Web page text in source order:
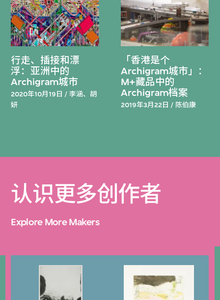
行走、插接和漂
浮：亚洲中的
Archigram城市
2020年10月19日 / 李涵、胡
妍
「香港是个
Archigram城市」：
M+藏品中的
Archigram档案
2019年3月22日 / 陈伯康
认识更多创作者
Explore More Makers